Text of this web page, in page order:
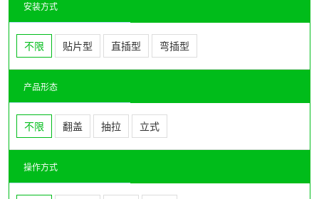
安装方式
不限 贴片型 直插型 弯插型
产品形态
不限 翻盖 抽拉 立式
操作方式